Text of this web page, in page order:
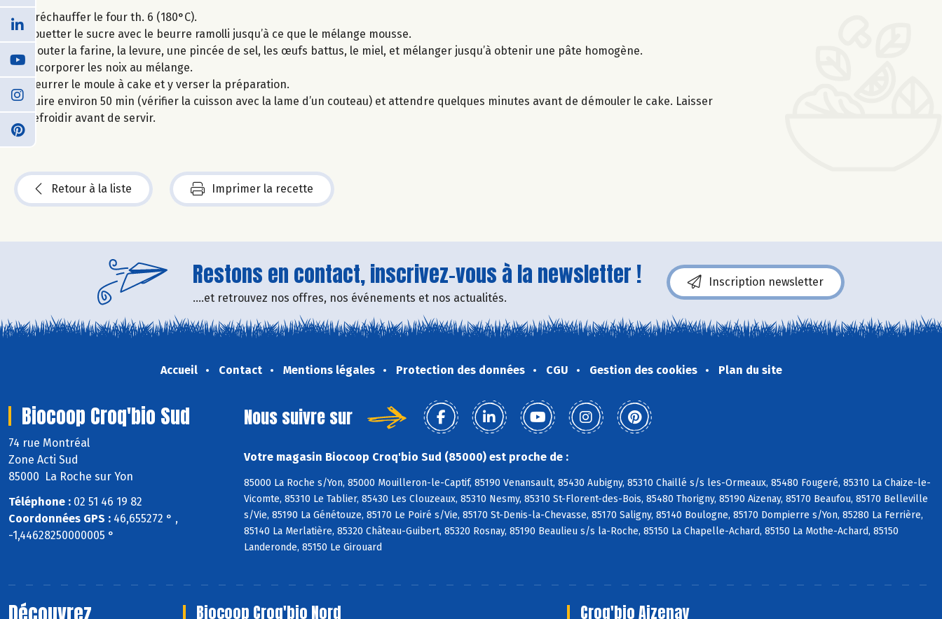
Préchauffer le four th. 6 (180°C).
Fouetter le sucre avec le beurre ramolli jusqu’à ce que le mélange mousse.
Ajouter la farine, la levure, une pincée de sel, les œufs battus, le miel, et mélanger jusqu’à obtenir une pâte homogène.
Incorporer les noix au mélange.
Beurrer le moule à cake et y verser la préparation.
Cuire environ 50 min (vérifier la cuisson avec la lame d’un couteau) et attendre quelques minutes avant de démouler le cake. Laisser
refroidir avant de servir.
Retour à la liste Imprimer la recette
Restons en contact, inscrivez-vous à la newsletter !
....et retrouvez nos offres, nos événements et nos actualités.
Inscription newsletter
Accueil Contact Mentions légales Protection des données CGU Gestion des cookies Plan du site
Biocoop Croq'bio Sud
74 rue Montréal
Zone Acti Sud
85000 La Roche sur Yon
Téléphone : 02 51 46 19 82
Coordonnées GPS : 46,655272 ° ,
-1,44628250000005 °
Nous suivre sur
Votre magasin Biocoop Croq'bio Sud (85000) est proche de :
85000 La Roche s/Yon, 85000 Mouilleron-le-Captif, 85190 Venansault, 85430 Aubigny, 85310 Chaillé s/s les-Ormeaux, 85480 Fougeré, 85310 La Chaize-le-
Vicomte, 85310 Le Tablier, 85430 Les Clouzeaux, 85310 Nesmy, 85310 St-Florent-des-Bois, 85480 Thorigny, 85190 Aizenay, 85170 Beaufou, 85170 Belleville
s/Vie, 85190 La Génétouze, 85170 Le Poiré s/Vie, 85170 St-Denis-la-Chevasse, 85170 Saligny, 85140 Boulogne, 85170 Dompierre s/Yon, 85280 La Ferrière,
85140 La Merlatière, 85320 Château-Guibert, 85320 Rosnay, 85190 Beaulieu s/s la-Roche, 85150 La Chapelle-Achard, 85150 La Mothe-Achard, 85150
Landeronde, 85150 Le Girouard
Biocoop Croq'bio Nord Croq'bio Aizenay